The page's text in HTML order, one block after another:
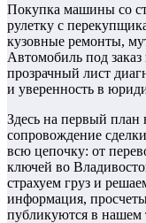
Покупка машины со
рулетку с
кузовные ремонты,
Автомобиль под
прозрачный лист
и уверенность в
Здесь на первый план
сопровождение
всю цепочку: от
ключей во
страхуем груз и
информация,
публикуются в нашем